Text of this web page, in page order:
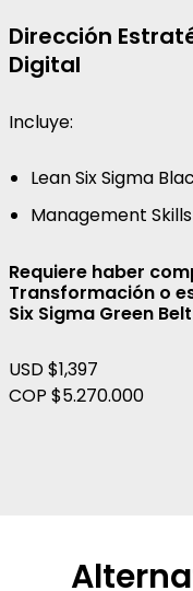
Dirección
Digital
Incluye:
Lean Six Sigma
Management
Requiere haber
Transformación o
Six Sigma Green
USD $1,397
COP $5.270.000